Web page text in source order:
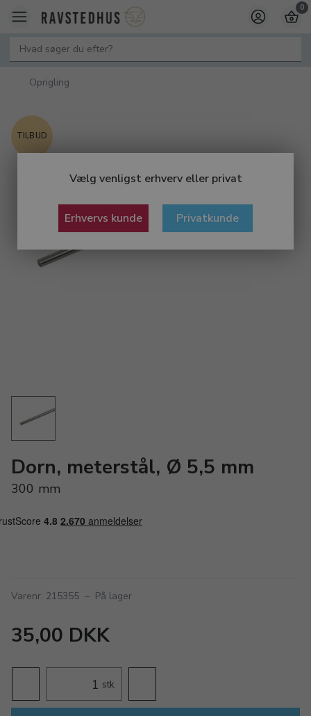
Vælg venligst erhverv eller privat
Erhvervs kunde Privatkunde
0
Oprigling
TILBUD
Dorn, meterstål, Ø 5,5 mm
300 mm
Varenr. 215355 – På lager
35,00 DKK
stk.